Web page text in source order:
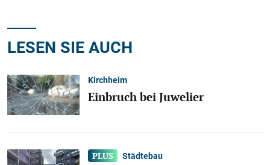
LESEN SIE AUCH
Kirchheim
Einbruch bei Juwelier
Städtebau